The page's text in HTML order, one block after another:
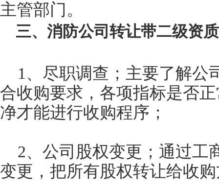
主管部门。
三、消防公司转让带二级资
1、尽职调查；主要了解公
合收购要求，各项指标是否
净才能进行收购程序；
2、公司股权变更；通过工
变更，把所有股权转让给收